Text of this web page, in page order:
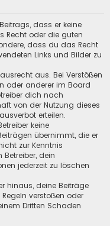
dass er keine
Recht oder die guten
dass du das Recht
Links und Bilder zu
aus. Bei Verstößen
oder anderer im Board
dich nach
von der Nutzung dieses
erteilen.
keine
übernimmt, die er
zur Kenntnis
dein
jederzeit zu löschen
hinaus, deine Beiträge
verstoßen oder
Dritten Schaden